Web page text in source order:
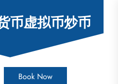
币虚拟币炒币
Book Now